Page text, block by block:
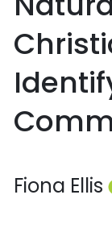
Fiona Ellis